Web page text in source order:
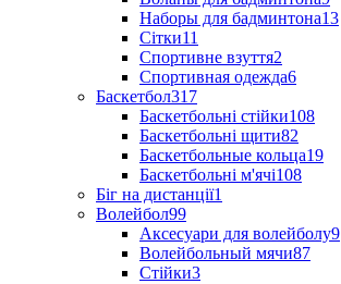
Наборы для бадминтона13
Сітки11
Спортивне взуття2
Спортивная одежда6
Баскетбол317
Баскетбольні стійки108
Баскетбольні щити82
Баскетбольные кольца19
Баскетбольні м'ячі108
Біг на дистанції1
Волейбол99
Аксесуари для волейболу9
Волейбольный мячи87
Стійки3